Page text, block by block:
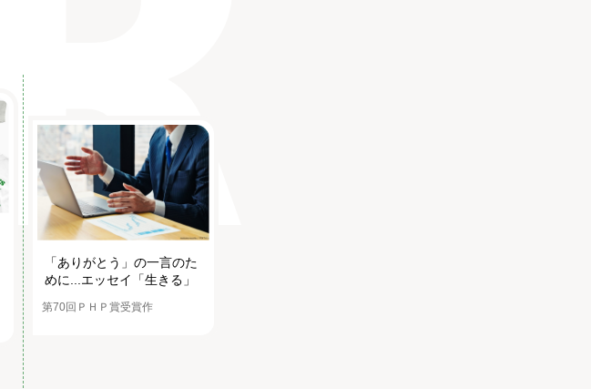
「ありがとう」の一言のた
めに...エッセイ「生きる」
第70回ＰＨＰ賞受賞作